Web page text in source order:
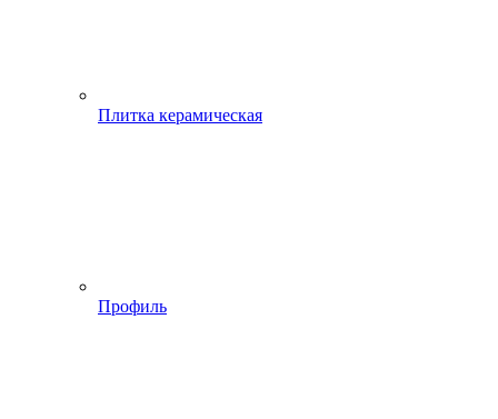
Плитка керамическая
Профиль